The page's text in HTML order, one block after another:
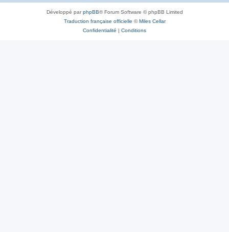
Développé parphpBB® Forum Software © phpBB Limited
Traduction française officielle ©Miles Cellar
Confidentialité | Conditions